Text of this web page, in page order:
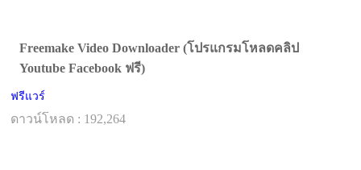
Freemake Video Downloader (โปรแกรมโหลดคลิป
Youtube Facebook ฟรี)
ฟรีแวร์
ดาวน์โหลด : 192,264